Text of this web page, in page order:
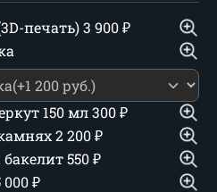
печать)3 900₽
150 мл300₽
2 200₽
550₽
000₽